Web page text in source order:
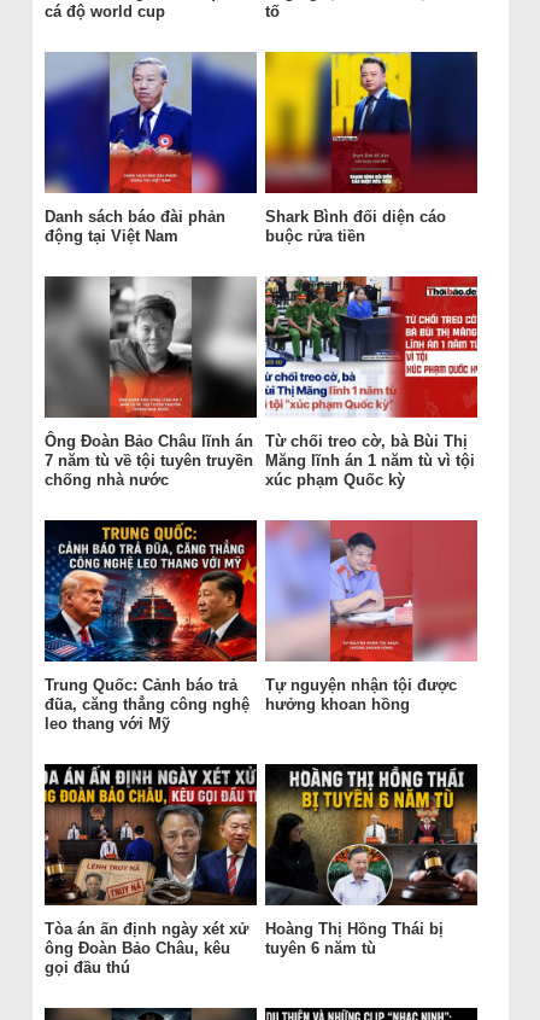
cá độ world cup
tố
Danh sách báo đài phản
động tại Việt Nam
Shark Bình đối diện cáo
buộc rửa tiền
Ông Đoàn Bảo Châu lĩnh án
7 năm tù về tội tuyên truyền
chống nhà nước
Từ chối treo cờ, bà Bùi Thị
Măng lĩnh án 1 năm tù vì tội
xúc phạm Quốc kỳ
Trung Quốc: Cảnh báo trả
đũa, căng thẳng công nghệ
leo thang với Mỹ
Tự nguyện nhận tội được
hưởng khoan hồng
Tòa án ấn định ngày xét xử
ông Đoàn Bảo Châu, kêu
gọi đầu thú
Hoàng Thị Hồng Thái bị
tuyên 6 năm tù